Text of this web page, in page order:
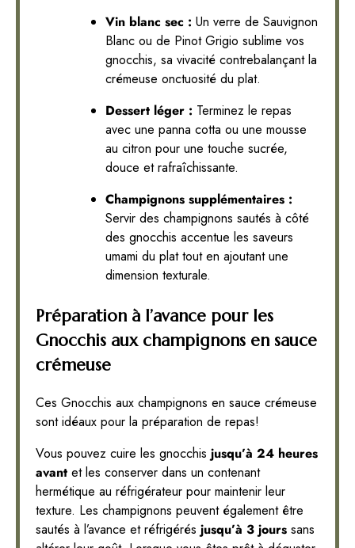
Vin blanc sec : Un verre de Sauvignon
Blanc ou de Pinot Grigio sublime vos
gnocchis, sa vivacité contrebalançant la
crémeuse onctuosité du plat.
Dessert léger : Terminez le repas
avec une panna cotta ou une mousse
au citron pour une touche sucrée,
douce et rafraîchissante.
Champignons supplémentaires :
Servir des champignons sautés à côté
des gnocchis accentue les saveurs
umami du plat tout en ajoutant une
dimension texturale.
Préparation à l’avance pour les
Gnocchis aux champignons en sauce
crémeuse
Ces Gnocchis aux champignons en sauce crémeuse
sont idéaux pour la préparation de repas!
Vous pouvez cuire les gnocchis jusqu’à 24 heures
avant et les conserver dans un contenant
hermétique au réfrigérateur pour maintenir leur
texture. Les champignons peuvent également être
sautés à l’avance et réfrigérés jusqu’à 3 jours sans